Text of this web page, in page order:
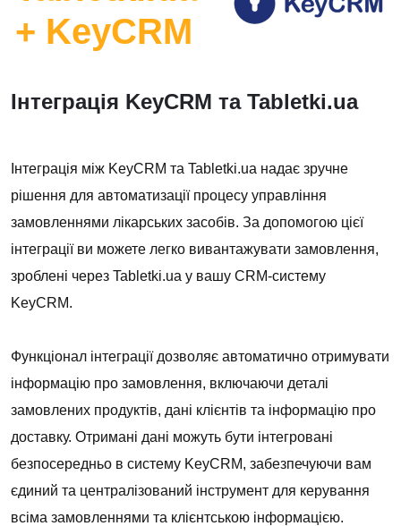
+ KeyCRM
Інтеграція KeyCRM та Tabletki.ua
Інтеграція між KeyCRM та Tabletki.ua надає зручне
рішення для автоматизації процесу управління
замовленнями лікарських засобів. За допомогою цієї
інтеграції ви можете легко вивантажувати замовлення,
зроблені через Tabletki.ua у вашу CRM-систему
KeyCRM.
Функціонал інтеграції дозволяє автоматично отримувати
інформацію про замовлення, включаючи деталі
замовлених продуктів, дані клієнтів та інформацію про
доставку. Отримані дані можуть бути інтегровані
безпосередньо в систему KeyCRM, забезпечуючи вам
єдиний та централізований інструмент для керування
всіма замовленнями та клієнтською інформацією.